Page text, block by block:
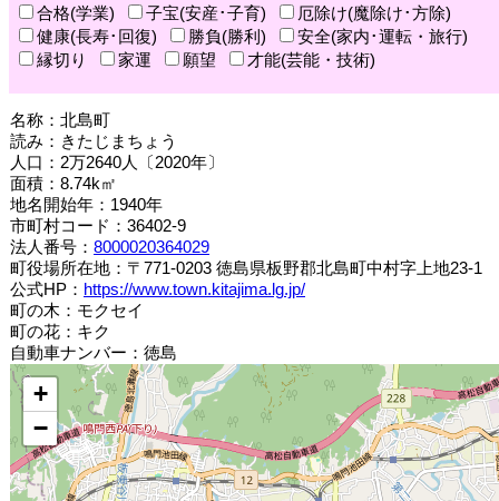
合格(学業)
子宝(安産･子育)
厄除け(魔除け･方除)
健康(長寿･回復)
勝負(勝利)
安全(家内･運転・旅行)
縁切り
家運 願望 才能(芸能・技術)
名称：北島町
読み：きたじまちょう
人口：2万2640人〔2020年〕
面積：8.74k㎡
地名開始年：1940年
市町村コード：36402-9
法人番号： 8000020364029
町役場所在地：〒771-0203 徳島県板野郡北島町中村字上地23-1
公式HP： https://www.town.kitajima.lg.jp/
町の木：モクセイ
町の花：キク
自動車ナンバー：徳島
+
−